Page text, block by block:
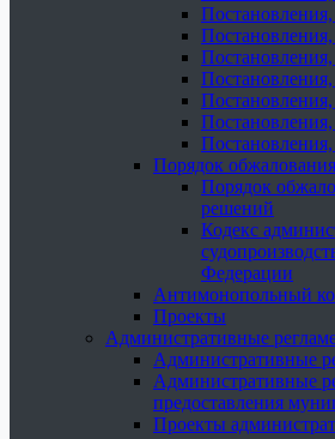
Порядок
Порядок
решений
Кодекс
Федерации
Антимонопольный
Проекты
Административные
Административные
Административные
предоставления
Проекты